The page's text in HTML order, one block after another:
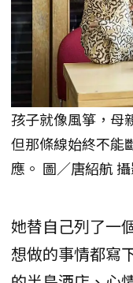
孩子就像風箏，母
但那條線始終不能
應。 圖／唐紹航
她替自己列了一
想做的事情都寫